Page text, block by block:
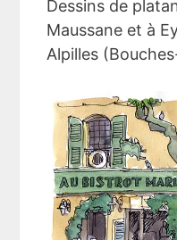
Dessins de
Maussane et à
Alpilles